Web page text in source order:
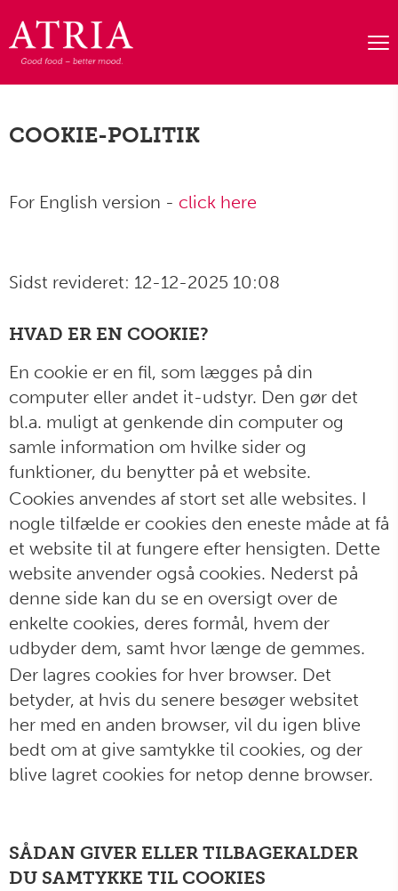
COOKIE-POLITIK
For English version - click here
Sidst revideret: 12-12-2025 10:08
HVAD ER EN COOKIE?
En cookie er en fil, som lægges på din
computer eller andet it-udstyr. Den gør det
bl.a. muligt at genkende din computer og
samle information om hvilke sider og
funktioner, du benytter på et website.
Cookies anvendes af stort set alle websites. I
nogle tilfælde er cookies den eneste måde at få
et website til at fungere efter hensigten. Dette
website anvender også cookies. Nederst på
denne side kan du se en oversigt over de
enkelte cookies, deres formål, hvem der
udbyder dem, samt hvor længe de gemmes.
Der lagres cookies for hver browser. Det
betyder, at hvis du senere besøger websitet
her med en anden browser, vil du igen blive
bedt om at give samtykke til cookies, og der
blive lagret cookies for netop denne browser.
SÅDAN GIVER ELLER TILBAGEKALDER
DU SAMTYKKE TIL COOKIES